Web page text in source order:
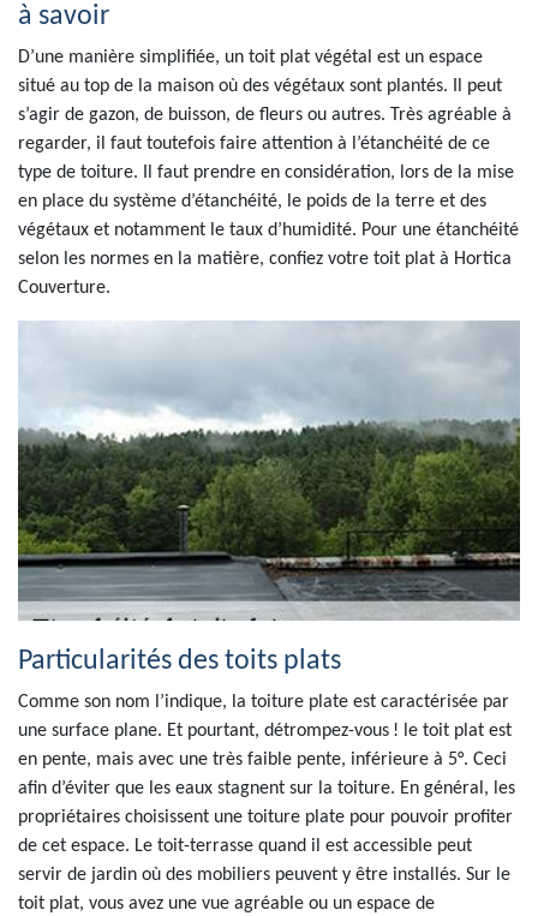
à savoir
D’une manière simplifiée, un toit plat végétal est un espace
situé au top de la maison où des végétaux sont plantés. Il peut
s’agir de gazon, de buisson, de fleurs ou autres. Très agréable à
regarder, il faut toutefois faire attention à l’étanchéité de ce
type de toiture. Il faut prendre en considération, lors de la mise
en place du système d’étanchéité, le poids de la terre et des
végétaux et notamment le taux d’humidité. Pour une étanchéité
selon les normes en la matière, confiez votre toit plat à Hortica
Couverture.
Particularités des toits plats
Comme son nom l’indique, la toiture plate est caractérisée par
une surface plane. Et pourtant, détrompez-vous ! le toit plat est
en pente, mais avec une très faible pente, inférieure à 5°. Ceci
afin d’éviter que les eaux stagnent sur la toiture. En général, les
propriétaires choisissent une toiture plate pour pouvoir profiter
de cet espace. Le toit-terrasse quand il est accessible peut
servir de jardin où des mobiliers peuvent y être installés. Sur le
toit plat, vous avez une vue agréable ou un espace de